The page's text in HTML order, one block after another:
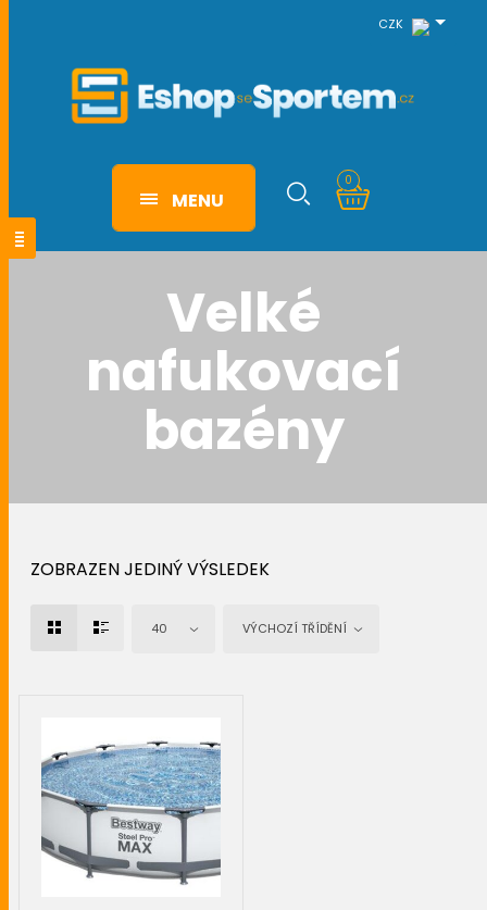
CZK
MENU
0
Velké
nafukovací
bazény
ZOBRAZEN JEDINÝ VÝSLEDEK
40 VÝCHOZÍ TŘÍDĚNÍ